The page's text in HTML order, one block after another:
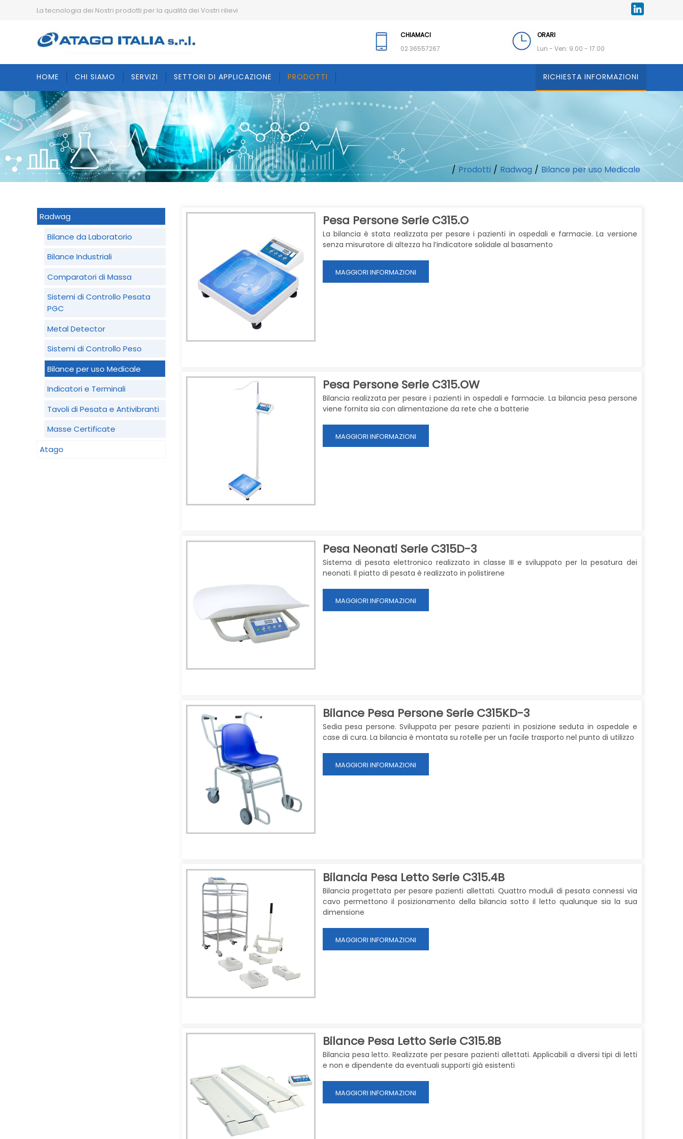
La tecnologia dei Nostri prodotti per la qualità dei Vostri rilievi
ORARI
Lun - Ven: 9.00 - 17.00
CHIAMACI
02 36557267
HOME CHI SIAMO SERVIZI SETTORI DI APPLICAZIONE PRODOTTI RICHIESTA INFORMAZIONI
/ Prodotti / Radwag / Bilance per uso Medicale
Radwag
Bilance da Laboratorio
Bilance Industriali
Comparatori di Massa
Sistemi di Controllo Pesata
PGC
Metal Detector
Sistemi di Controllo Peso
Bilance per uso Medicale
Indicatori e Terminali
Tavoli di Pesata e Antivibranti
Masse Certificate
Atago
Pesa Persone Serie C315.O
La bilancia è stata realizzata per pesare i pazienti in ospedali e farmacie.La versione
senza misuratore di altezza ha l’indicatore solidale al basamento
MAGGIORI INFORMAZIONI
Pesa Persone Serie C315.OW
Bilancia realizzata per pesare i pazienti in ospedali e farmacie. La bilancia pesa persone
viene fornita sia con alimentazione da rete che a batterie
MAGGIORI INFORMAZIONI
Pesa Neonati Serie C315D-3
Sistema di pesata elettronico realizzato in classe III e sviluppato per la pesatura dei
neonati. Il piatto di pesata è realizzato in polistirene
MAGGIORI INFORMAZIONI
Bilance Pesa Persone Serie C315KD-3
Sedia pesa persone. Sviluppata per pesare pazienti in posizione seduta in ospedale e
case di cura. La bilancia è montata su rotelle per un facile trasporto nel punto di utilizzo
MAGGIORI INFORMAZIONI
Bilancia Pesa Letto Serie C315.4B
Bilancia progettata per pesare pazienti allettati. Quattro moduli di pesata connessi via
cavo permettono il posizionamento della bilanciasotto il letto qualunque sia la sua
dimensione
MAGGIORI INFORMAZIONI
Bilance Pesa Letto Serie C315.8B
Bilancia pesa letto. Realizzate per pesare pazienti allettati. Applicabili a diversi tipi di letti
e non e dipendente da eventuali supporti già esistenti
MAGGIORI INFORMAZIONI